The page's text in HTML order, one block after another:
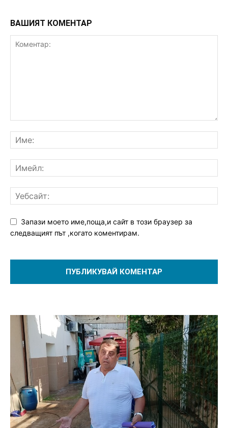
ВАШИЯТ КОМЕНТАР
Запази моето име,поща,и сайт в този браузер за
следващият път ,когато коментирам.